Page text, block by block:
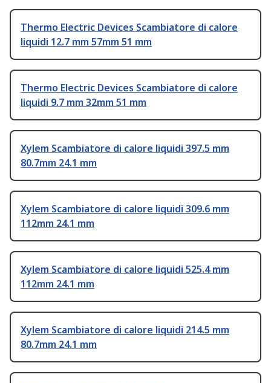
Thermo Electric Devices Scambiatore di calore
liquidi 12.7 mm 57mm 51 mm
Thermo Electric Devices Scambiatore di calore
liquidi 9.7 mm 32mm 51 mm
Xylem Scambiatore di calore liquidi 397.5 mm
80.7mm 24.1 mm
Xylem Scambiatore di calore liquidi 309.6 mm
112mm 24.1 mm
Xylem Scambiatore di calore liquidi 525.4 mm
112mm 24.1 mm
Xylem Scambiatore di calore liquidi 214.5 mm
80.7mm 24.1 mm